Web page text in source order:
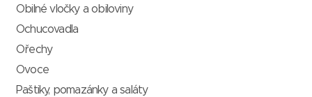
Obilné vločky a obiloviny
Ochucovadla
Ořechy
Ovoce
Paštiky, pomazánky a saláty